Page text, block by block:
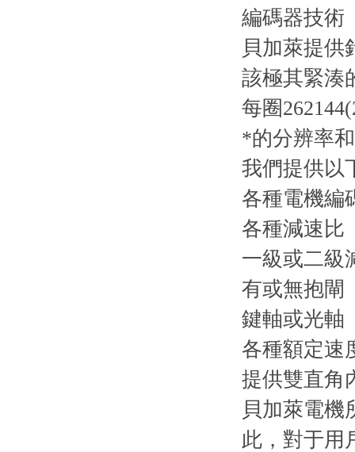
編碼器技術
貝加萊提供
該極其緊湊
每圈
*的分辨率
我們提供以
各種電機編
各種減速比
一級或二級
有或無抱閘
鍵軸或光軸
各種額定速
提供雙直角
貝加萊電機
此，對于用